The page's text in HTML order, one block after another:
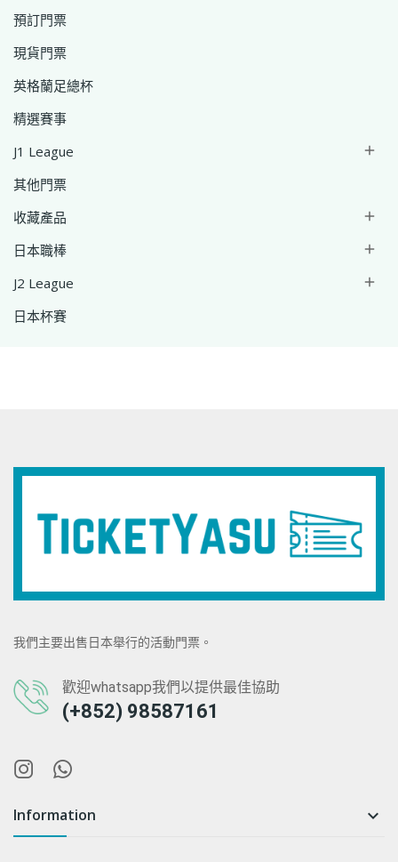
預訂門票
現貨門票
英格蘭足總杯
精選賽事
J1 League

其他門票
收藏產品

日本職棒 
J2 League 
日本杯賽
我們主要出售日本舉行的活動門票。
歡迎whatsapp我們以提供最佳協助
(+852) 98587161
Information 